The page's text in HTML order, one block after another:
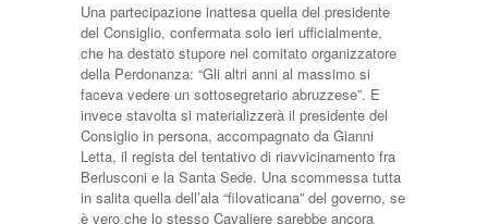
Una partecipazione inattesa quella del presidente
del Consiglio, confermata solo ieri ufficialmente,
che ha destato stupore nel comitato organizzatore
della Perdonanza: “Gli altri anni al massimo si
faceva vedere un sottosegretario abruzzese”. E
invece stavolta si materializzerà il presidente del
Consiglio in persona, accompagnato da Gianni
Letta, il regista del tentativo di riavvicinamento fra
Berlusconi e la Santa Sede. Una scommessa tutta
in salita quella dell’ala “filovaticana” del governo, se
è vero che lo stesso Cavaliere sarebbe ancora